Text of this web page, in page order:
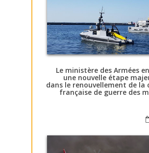
Le ministère des Armées
une nouvelle étape
dans le renouvellement de la
française de guerre des